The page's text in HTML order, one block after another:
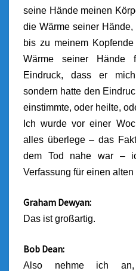
seine Hände meinen
die Wärme seiner
bis zu meinem
Wärme seiner Hände
Eindruck, dass er
sondern hatte den
einstimmte, oder heilte,
Ich wurde vor einer
alles überlege – das
dem Tod nahe war –
Verfassung für einen alten
Graham Dewyan:
Das ist großartig.
Bob Dean:
Also nehme ich